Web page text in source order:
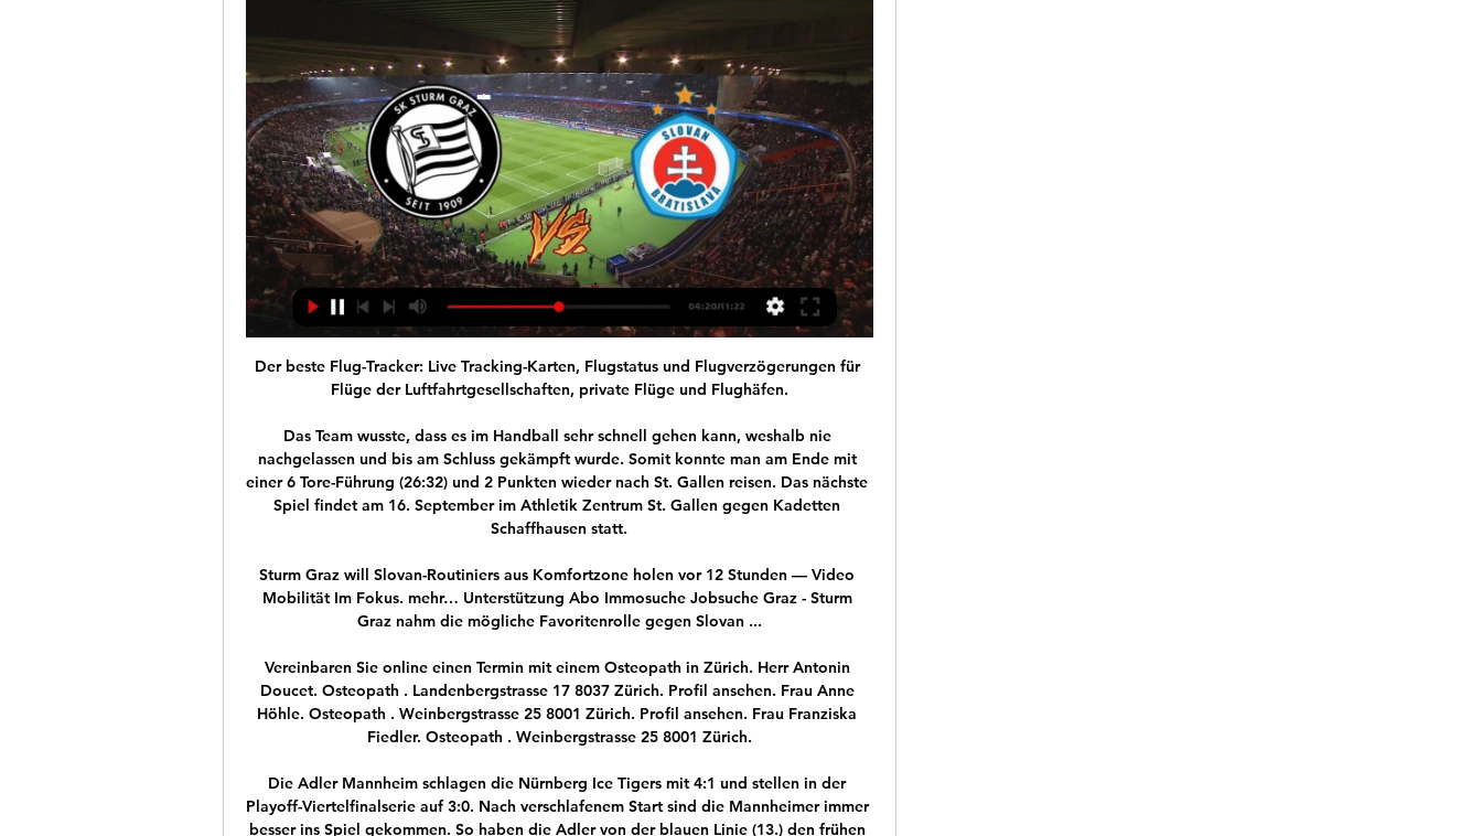
Der beste Flug-Tracker: Live Tracking-Karten, Flugstatus und Flugverzögerungen für Flüge der Luftfahrtgesellschaften, private Flüge und Flughäfen.

Das Team wusste, dass es im Handball sehr schnell gehen kann, weshalb nie nachgelassen und bis am Schluss gekämpft wurde. Somit konnte man am Ende mit einer 6 Tore-Führung (26:32) und 2 Punkten wieder nach St. Gallen reisen. Das nächste Spiel findet am 16. September im Athletik Zentrum St. Gallen gegen Kadetten Schaffhausen statt.

Sturm Graz will Slovan-Routiniers aus Komfortzone holen vor 12 Stunden — Video Mobilität Im Fokus. mehr… Unterstützung Abo Immosuche Jobsuche Graz - Sturm Graz nahm die mögliche Favoritenrolle gegen Slovan ...

Vereinbaren Sie online einen Termin mit einem Osteopath in Zürich. Herr Antonin Doucet. Osteopath . Landenbergstrasse 17 8037 Zürich. Profil ansehen. Frau Anne Höhle. Osteopath . Weinbergstrasse 25 8001 Zürich. Profil ansehen. Frau Franziska Fiedler. Osteopath . Weinbergstrasse 25 8001 Zürich.

Die Adler Mannheim schlagen die Nürnberg Ice Tigers mit 4:1 und stellen in der Playoff-Viertelfinalserie auf 3:0. Nach verschlafenem Start sind die Mannheimer immer besser ins Spiel gekommen. So haben die Adler von der blauen Linie (13.) den frühen Überzahltreffer der Gäste (6.) noch im ersten Durchgang ausgleichen können. Zwei feine.

Jahn Regensburg 1-2 06.10 Heidenheim Bochum 2-3 06.10 Nurnberg St. Pauli 1-1 05.10 Sandhausen Erzgebirge Aue 2-2 05.10 Dynamo Dresden Hannover 96 0-2 05.10 Hamburger SV Greuther Furth 2-0 04.10 Darmstadt 98 Karlsruher SC 1-1 04.10

vor 16 Stunden RB Leipzig, Sky Bundesliga / Sky Go / Sky Ticket Um Uhr empfängt der FC Bayern den VfB Stuttgart, ehe dann um 18 Uhr Fortuna. Am Mai empfängt RB Leipzig den alten und neuen Deutschen Meister FC Bayern München.

Dortmund. Am Freitagabend empfängt der FC Augsburg Borussia Dortmund in der Bundesliga. Hier gibt es alle Infos zum Duell. Nur drei Punkte beträgt der Vorsprung von Borussia Dortmund auf den FC.

2. Liga Live-Kommentar für Amstetten vs. Liefering am 12. April 2019, mit allen Statistiken und wichtigen Ereignissen, ständig aktualisiert.

Polizei bereit für Sturm gegen Slovan Bratislava vor 18 Stunden — Donnerstagabend wird Sturm Graz in der Conference League gegen den slowakischen Fußball-Rekordmeister Slovan Bratislava spielen (ab 18 Uhr ...

Sturm Graz gegen Slovan Bratislava, 18.45 Uhr LIVE vor 10 Minuten — Kampf um den Einzug in das Achtelfinale in der Conference League: Sturm Graz empfängt Slovan Bratislava. Wir berichten live ab 18.45 Uhr, ...

→TuS Ferndorf - KrefeldHSG Krefeld, 2. Bundesliga 2019 - Handball, Deutschland Vergiss nicht, meinen Kanal zu abonnieren Liveübertragung →https://is.gd/u0M8Q...

Zum sechsten Mal in Serie kann der FC Zürich gegen den FC Lugano kein Tor erzielen. Der Punktgewinn beim 0:0 im verregneten Südtessin war allerdings nach einer starken kämpferischen Leistung verdient. Dass die Sonnenstube ihrem Namen seit …

Jedes Jahr lockt der IRONMAN Austria-Kärnten rund 3.000 Athleten aus über 60 Ländern an, um an einen Wettbewerb teilzunehmen, der die Beschreibung von einer perfekten Triathlon Landschaft erhält.

VfL Bochum - Jahn Regensburg 1:1, 2. Bundesliga, Saison 2017/18, 34.Spieltag - Spielanalyse mit Aufstellungen, Torschützen, Auswechslungen und allen Infos zur Spielpaarung

Blomberg. Jetzt geht es Schlag auf Schlag für den Frauenhandball-Bundesligisten HSG Blomberg-Lippe. Am Mittwoch, um 19.30 Uhr geht es gegen den Thüringer HC um Meisterschaftspunkte, es folgt am.

Calvin Yates beförderte das Leder zum 2:0 der Mannschaft von Bastian Michl über die Linie (24.). Den Vorsprung von TuS Hohenburg ließ Simon Braun in der 34. Minute anwachsen.

Frankfurt. Der wochenlang schon abgeschriebene Hamburger SV hat durch eine 0:3 (0:1)-Niederlage bei Eintracht Frankfurt eine große Chance im Kampf gegen den erstmaligen Abstieg aus der Bundesliga.

FC Großklein FC Stadlau II 0 Sieger Spiel 23 Sieger Spiel 24 Nr. Beginn Finale Ergebnis Nr. Beginn Spiel um Platz 3 Ergebnis. SC Wiener Neustadt FC Großklein 1 Sieger Spiel 13 Sieger Spiel 14 Nr. Beginn Semifinale Ergebnis Nr. Beginn Semifinale Ergebnis SK Admira Linz II SK Sturm Graz 0: 5

Vor einem Jahr war Hany Mukhtar bei Red Bull ein heißes Thema. Der 20-jährige Deutsch-Sudanese war aber nicht von Salzburg, sondern von Leipzig umworben worden. Ein Transfer kam allerdings nicht zustande. Der Offensivallrounder, der alle deutschen Nachwuchsnationalmannschaften durchlaufen hatte

Watch Slovan Bratislava vs Sturm Graz 22.02.2024 - Football Highlights and livestreams of UEFA Europa Conference League 2023/24 football fixture between Slovan Bratislava and Sturm Graz. Best place to watch the ...

5Rhythmen® Sophia R. Käss Nürnberg. Über Mich; 5Rhythmen. Sommer Tanz August; 5Rhythmen® - freier Tanz; Gemeinschaft; 5Rhythmen® am Mittwoch; 5Rhythmen® am Wochenende; 5Rhythmen® am Freitag-Vormittag; 5Rhythmen zum Kennenlernen; Mein Körper - Mein Zuhause; Therapie- & Seminarangebote. Heilung Deiner Sexualität ; Grundlagen meiner Arbeit; An wen ich mich wende; …

Sie befinden sich auf der Seite des Sondervereins (SV) der Texaner-züchter von 1984. Wir hoffen allen Züchtern und Freunden der Rasse des TEXANERS hier auf dieser Homepage viele Informationen aus erster Hand liefern zu können.

Sturm Graz vs. Slovan Tipp, Prognose & Quoten 15.2.24 vor 4 Stunden — Wettbasis übernimmt keine Gewähr. Sturm Graz Slovan Bratislava Tipp Verschafft sich Sturm Graz gegen Video: Unsere Wettbasis-Experten Carsten ...

Heidenheim, 11.07.2006 Dieter Henle Az.: 425.223 Protokoll über die Gründungsversammlung des Stadtseniorenrates Heidenheim vom 11.07.2006 Heute, am 11. Juli 2006, fanden sich im Emil-Ortlieb-Saal des Rathauses Heidenheim in der Grabenstra-ße 15 in 89522 Heidenheim auf Einladung von Bürgermeister Rainer Domberg die in der beigefügten

Norge-U18 China-U18 Russia-U18 England-U18 Kyrgyzstan U18 Japan-U18 Slovenien-U18 Ungern-U18 USA-U18 Die Aufstellung aller weiteren Fußball Mannschschaften auch international findet man auch in der Übersicht der Teams, z.B. in Mannschaften ab Å oder in der Suche. Bedeutung der Abkürzungen und Symbole in den Fußball Serien von Portugal-U18 :

kahvaltı & kahve Grubu vor 7 Minuten — Sturm gegen Slovan im live Sturm Graz vs. Slovan Bratislava 15 Februar 2024 Stream (Football) 2/15 vor 20 Stunden — ground record Sturm Graz ...

Das erste Bundesligaspiel für die Mainzer Handball-Frauen steht vor der Tür. Und auch wenn es im Vorfeld noch jede Menge zu tun gibt: Die frisch gebackenen Erstligistinnen freuen sich schon auf.

Grasshopper-Club Zürich Übersetzung im Glosbe-Wörterbuch Deutsch-Englisch, Online-Wörterbuch, kostenlos. Millionen Wörter und Sätze in allen Sprachen.

Kaufe hier dein neues FCB Trikot und die coolsten FC Bayern München Fanartikel. BILD Shop – hier kaufen Fans! FC Bayern München - FCB Trikot der rot-weißen Stars im BILD Shop kaufen: Glamourös, erfolgreich und sympathisch - wohl kein anderer Club der Fußball Bundesliga vereint so viele Fans hinter sich wie der FC Bayern München.

HSG Krefeld – DJK Rimpar Wölfe (Sonntag, 16 Uhr, Glockenspitzhalle) Für den neuen Rimparer Trainer Ceven Klatt wird das Gastspiel seiner Rimparer Wölfe (10./1:1) beim HSG Krefeld (16./0:2) eine Reise in die alte Heimat. Viele Jahre hat der heute 36-Jährige in Neuss gewirkt, das nur 15 Kilometer südlich von Krefeld ebenfalls auf der.

Gegen den EV Zug will der Meister nun wieder in die Erfolgsspur finden. Denn auch der heutige Gastgeber ist mit drei Niederlagen aus den letzten vier Spielen nicht in Bestform. Live Stream SC Bern - EV ZUG? Eine Liveübertragung der Partie gibt es nur beim UPC-Angebot MySports Pro.

Mit der Förderung möchte der Behördenchef auch seinen Dank verbinden: „Mit großem Engagement setzen sich Frauen und Männer bei der Feuerwehr für unsere Sicherheit ein. Oft gehen sie dabei selbst ein hohes Risiko ein, um Gesundheit und Leben sowie Hab und Gut anderer zu retten. Dies verdient unsere Anerkennung und unseren Respekt. Ich.

Der erste und (wie sich schnell herausgestellt hatte) all jährliche Saisonauftritt beim Sv Rodenbach war ein riesen Erfolg. Vor 300 Zuschauern lieferte das Team einen super Auftritt über 10 volle Minuten und zog die Fußballfans in den Bann des Cheerleadings.

Alle Informationen zu Hertha BSC auf einem Blick! Hier gelangen Sie zu den aktuellen News, Spielplan, Kader und Liveticker! Hier zur Infoseite von Hertha BSC!

Spiel gegen direkten Mitkonkurrenten. Morgen Samstag (16 Uhr, Centre sportif de Colovray) ist der SC Cham bei Stade Nyonnais zu Gast. Rafael Muff sagt: «Die Waadtländer, die derzeit gleich viele Punkte auf ihrem Konto haben wie wir, sind einer unserer direkten Mitkonkurrenten im Kampf um die direkte Qualifikation zur 1.

Live sport stream deutsch - apologise Real Madrid — Fuenlabrada. Doch auch dies hat sich mit dem EuGH-Urteil geändert: LKS — Business partner Zvezda F — Dynamo-Sinara F Tennis heute live im TV und im Live-Stream sehen.

tipico Bundesliga: Vorschau 6. Runde, Samstag Fallmann braucht Punkte! Ein Punkt, das Torverhältnis nach fünf Spielen bei 4:14. St. Pölten-Trainer Jochen Fallmann muss beim Wolfsberger AC dringend Argumente liefern, um auch weiterhin an der Linie der Niederösterreicher zu stehen.

Champions League mit vier deutschen Klubs: Alle Spiele live im TV und Live-Stream Die Bundesliga wird in dieser Saison neben dem FC Bayern München vom FC Schalke 04, der TSG 1899 Hoffenheim und Borussia.

Das aktuelle TV Programm von heute: Alle Infos zum Fernsehprogramm heute mit allen Fernsehsendern und Sendungen für Sie im Überblick auf TV SPIELFILM!

Sturm Graz Slovan Bratislava #Live'Stream (Football) 2/15 vor 21 Stunden — ground record Sturm Graz vs Slovan Bratislava Live Streaming supply, (Football) super knock Sturm Graz vs Slovan Bratislava comes LIVE machine ...

Dazu wählen Sie als Stadt "Zürich", als Rubrik "WG-Zimmer" und anschließend die Mietart aus. Viel Erfolg bei der WG-Suche wünscht Ihnen WG-Gesucht.de! Sie haben ein WG-Z